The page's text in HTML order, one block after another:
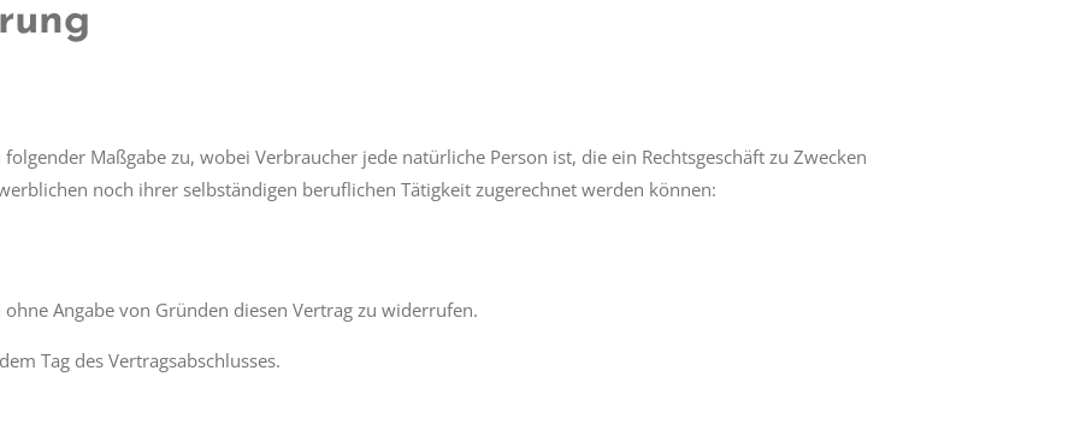
Maßgabe zu, wobei Verbraucher jede natürliche Person ist, die ein Rechtsgeschäft zu Zwecken
noch ihrer selbständigen beruflichen Tätigkeit zugerechnet werden können:
Angabe von Gründen diesen Vertrag zu widerrufen.
Tag des Vertragsabschlusses.